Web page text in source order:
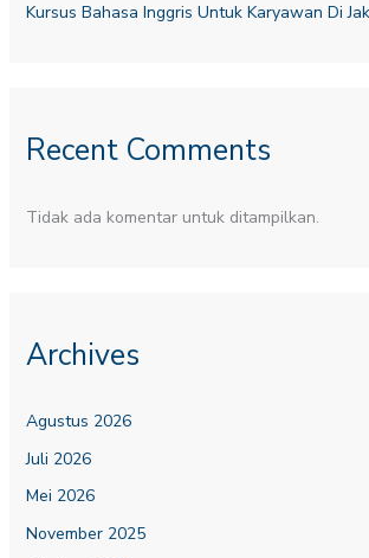
Kursus Bahasa Inggris Untuk Karyawan Di
Recent Comments
Tidak ada komentar untuk ditampilkan.
Archives
Agustus 2026
Juli 2026
Mei 2026
November 2025